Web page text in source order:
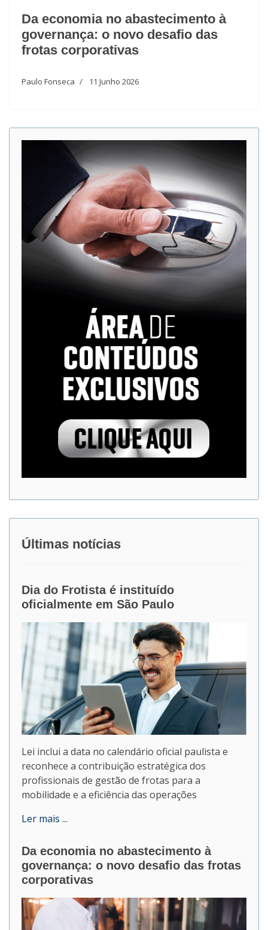
Da economia no abastecimento à
governança: o novo desafio das
frotas corporativas
Paulo Fonseca 11 Junho 2026
Últimas notícias
Dia do Frotista é instituído
oficialmente em São Paulo
Lei inclui a data no calendário oficial paulista e
reconhece a contribuição estratégica dos
profissionais de gestão de frotas para a
mobilidade e a eficiência das operações
Ler mais ...
Da economia no abastecimento à
governança: o novo desafio das frotas
corporativas